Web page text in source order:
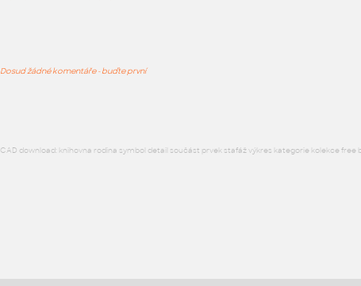
Dosud žádné komentáře - buďte první
CAD download: knihovna rodina symbol detail součást prvek stafáž výkres kategorie kolekce free